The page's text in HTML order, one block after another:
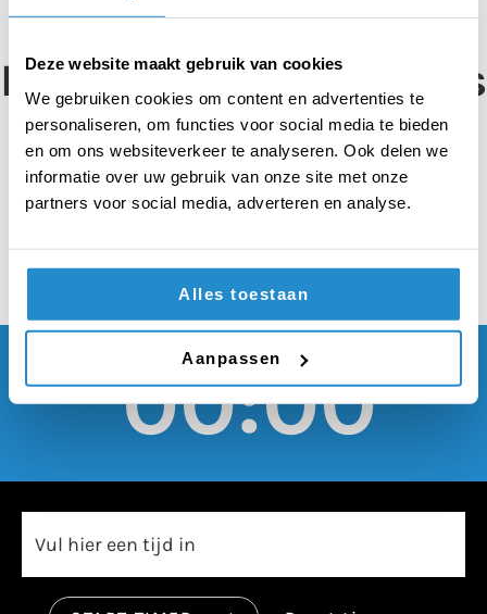
Deze website maakt gebruik van cookies
We gebruiken cookies om content en advertenties te
personaliseren, om functies voor social media te bieden
en om ons websiteverkeer te analyseren. Ook delen we
informatie over uw gebruik van onze site met onze
partners voor social media, adverteren en analyse.
Alles toestaan
Aanpassen
Demonstraties tijdens
een pandemie doen
meer kwaad dan goed
00:00